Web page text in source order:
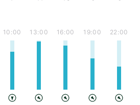
10:00 13:00 16:00 19:00 22:00